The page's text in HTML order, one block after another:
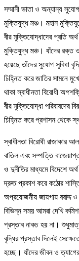
সম্মানী ভাতা ও অন্যান্য সুযোগ
মুক্তিযুদ্ধ মঞ্চ। মহান
বীর মুক্তিযোদ্ধাদের প্রতি
মুক্তিযুদ্ধ মঞ্চ। যাঁদের রক্ত
হয়েছে তাঁদের সুযোগ সুবিধা
চিহ্নিত করে জাতির সামনে
থাকা স্বাধীনতা বিরোধী
বীর মুক্তিযোদ্ধা পরিবারদের
চিহ্নিত করে প্রশাসন থেকে
স্বাধীনতা বিরোধী রাজাকার
বাতিল এবং সম্পত্তি
ও দুর্নীতির মাধ্যমে বিদেশে
দ্রুত প্রকাশ করে কঠোর শাস্তি
অপ্রয়োজনীয় জায়গায় বরাদ্দ
বিভিন্ন সময় আমরা দেখি
প্রস্তাব নাকচ হয় না।
বৃদ্ধির প্রস্তাব দিলেই
হচ্ছে। যাঁদের জীবন ও